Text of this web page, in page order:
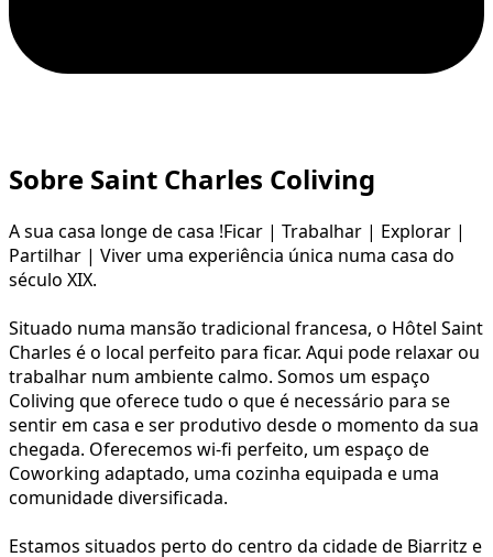
Sobre Saint Charles Coliving
A sua casa longe de casa !Ficar | Trabalhar | Explorar |
Partilhar | Viver uma experiência única numa casa do
século XIX.
Situado numa mansão tradicional francesa, o Hôtel Saint
Charles é o local perfeito para ficar. Aqui pode relaxar ou
trabalhar num ambiente calmo. Somos um espaço
Coliving que oferece tudo o que é necessário para se
sentir em casa e ser produtivo desde o momento da sua
chegada. Oferecemos wi-fi perfeito, um espaço de
Coworking adaptado, uma cozinha equipada e uma
comunidade diversificada.
Estamos situados perto do centro da cidade de Biarritz e